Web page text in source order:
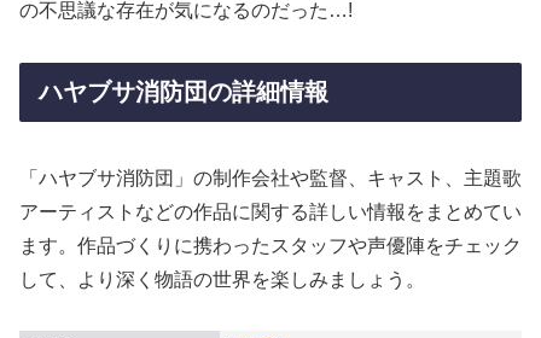
の不思議な存在が気になるのだった…!
ハヤブサ消防団の詳細情報
「ハヤブサ消防団」の制作会社や監督、キャスト、主題歌
アーティストなどの作品に関する詳しい情報をまとめてい
ます。作品づくりに携わったスタッフや声優陣をチェック
して、より深く物語の世界を楽しみましょう。